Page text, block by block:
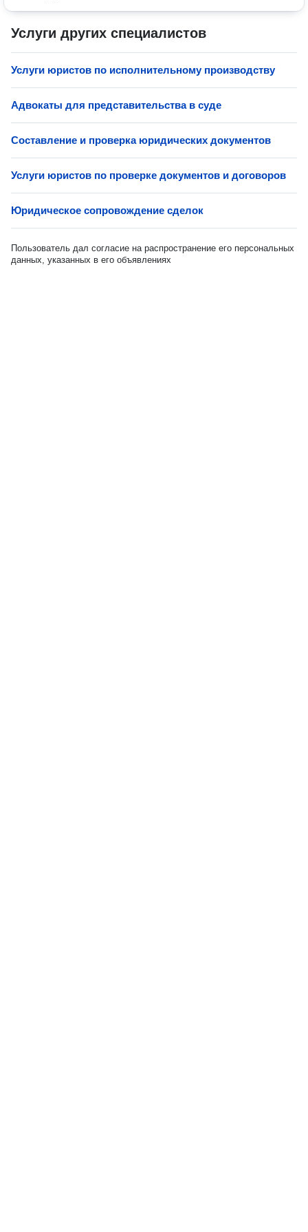
Услуги других специалистов
Услуги юристов по исполнительному производству
Адвокаты для представительства в суде
Составление и проверка юридических документов
Услуги юристов по проверке документов и договоров
Юридическое сопровождение сделок
Пользователь дал согласие на распространение его персональных
данных, указанных в его объявлениях